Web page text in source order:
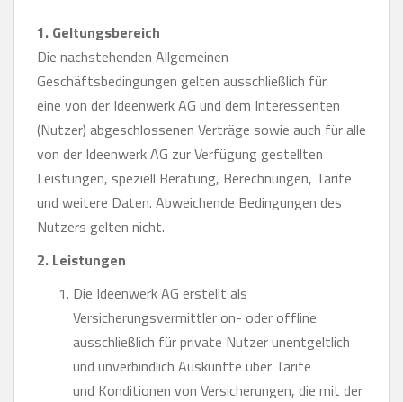
1. Geltungsbereich
Die nachstehenden Allgemeinen
Geschäftsbedingungen gelten ausschließlich für
eine von der Ideenwerk AG und dem Interessenten
(Nutzer) abgeschlossenen Verträge sowie auch für alle
von der Ideenwerk AG zur Verfügung gestellten
Leistungen, speziell Beratung, Berechnungen, Tarife
und weitere Daten. Abweichende Bedingungen des
Nutzers gelten nicht.
2. Leistungen
Die Ideenwerk AG erstellt als
Versicherungsvermittler on- oder offline
ausschließlich für private Nutzer unentgeltlich
und unverbindlich Auskünfte über Tarife
und Konditionen von Versicherungen, die mit der